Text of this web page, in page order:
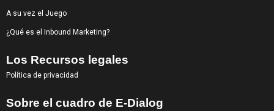
A su vez el Juego
¿Qué es el Inbound Marketing?
Los Recursos legales
Política de privacidad
Sobre el cuadro de E-Dialog